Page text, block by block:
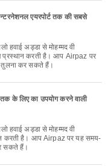
एयरपोर्ट तक की सबसे
प्रस्थान करती है। आप Airpaz पर
तुलना कर सकते हैं।
तक के लिए का उपयोग करने वाली
करती है। आप Airpaz पर यह समय-
सकते हैं।